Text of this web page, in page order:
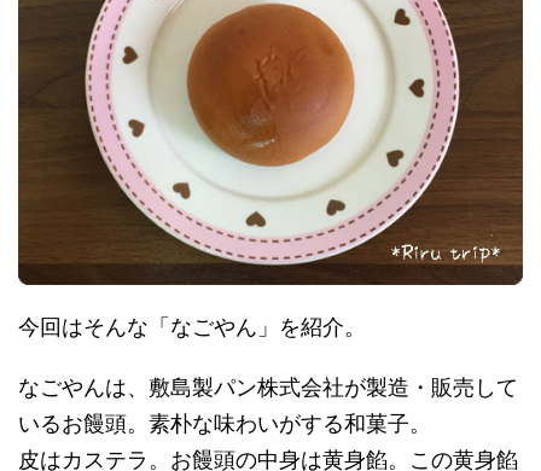
今回はそんな「なごやん」を紹介。
なごやんは、敷島製パン株式会社が製造・販売して
いるお饅頭。素朴な味わいがする和菓子。
皮はカステラ。お饅頭の中身は黄身餡。この黄身餡